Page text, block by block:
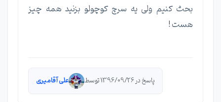
بحث کنیم ولی یه سرچ کوچولو بزنید همه چیز
هست !
پاسخ در 1396/09/26 توسط علی آقامیری